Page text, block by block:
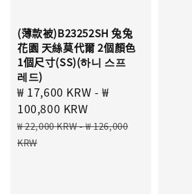
(薄款被)B23252SH 兔兔
花園 天絲莫代爾 2個顏色
1個尺寸(SS)(하니 스프
레드)
Sale
price
₩ 17,600 KRW -₩
100,800 KRW
Regular
price
₩ 22,000 KRW-₩ 126,000
KRW